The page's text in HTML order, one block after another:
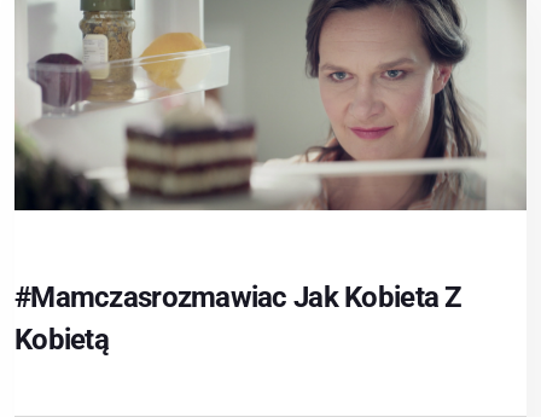
#mamczasrozmawiac Jak Kobieta Z
Kobietą